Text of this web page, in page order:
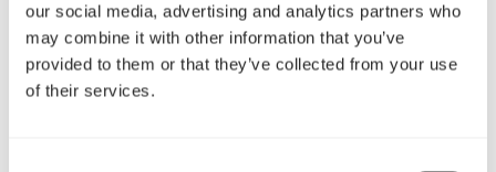
our social media, advertising and analytics partners who
may combine it with other information that you’ve
provided to them or that they’ve collected from your use
of their services.
最长可连续使用 40 小时，游戏间隙放入随附的感应式充
电座即可自动充电。